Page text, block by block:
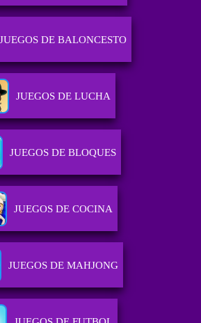
JUEGOS DE BALONCESTO
JUEGOS DE LUCHA
JUEGOS DE BLOQUES
JUEGOS DE COCINA
JUEGOS DE MAHJONG